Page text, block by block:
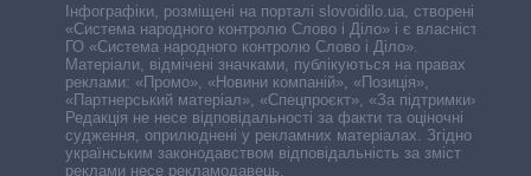
Інфографіки, розміщені на порталі slovoidilo.ua, створені ГО
«Система народного контролю Слово і Діло» і є власністю
ГО «Система народного контролю Слово і Діло».
Матеріали, відмічені значками, публікуються на правах
реклами: «Промо», «Новини компаній», «Позиція»,
«Партнерський матеріал», «Спецпроєкт», «За підтримки».
Редакція не несе відповідальності за факти та оціночні
судження, оприлюднені у рекламних матеріалах. Згідно з
українським законодавством відповідальність за зміст
реклами несе рекламодавець.